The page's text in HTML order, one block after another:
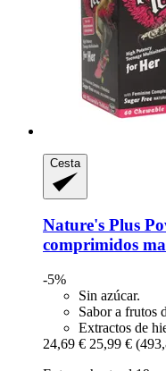
Cesta
Nature's Plus
comprimidos
-5%
Sin azúcar.
Sabor a frutos
Extractos de
24,69 € 25,99 €